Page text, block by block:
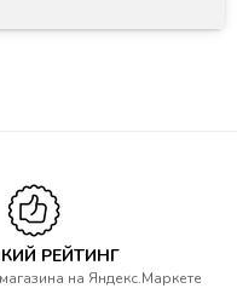
РЕЙТИНГ
на Яндекс.Маркете